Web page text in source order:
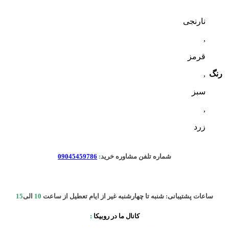
رنگ
نارنجی
,
قرمز
,
سبز
,
زرد
شماره تلفن مشاوره خرید:
09045459786
ساعات پشتیبانی: شنبه تا چهارشنبه غیر از ایام تعطیل از ساعت 10 الی15
کانال ما در روبیکا :